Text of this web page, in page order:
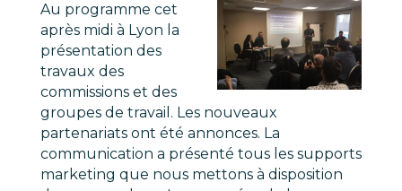
Au programme cet
après midi à Lyon la
présentation des
travaux des
commissions et des
groupes de travail. Les nouveaux
partenariats ont été annonces. La
communication a présenté tous les supports
marketing que nous mettons à disposition